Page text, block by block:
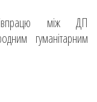
між ДП
гуманітарним